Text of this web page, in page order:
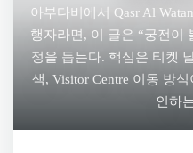
아부다비에서 Qasr Al
행자라면, 이 글은 “궁전이
정을 돕는다. 핵심은 티켓
색, Visitor Centre 이동 방
인하